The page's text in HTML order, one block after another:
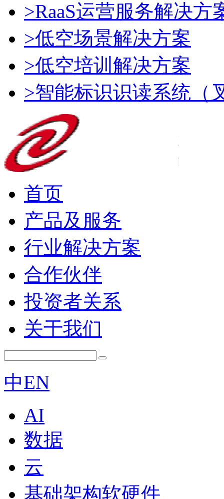
>RaaS运营服务解决方
>低空场景解决方案
>低空培训解决方案
>智能标识识读系统（
首页
产品及服务
行业解决方案
合作伙伴
投资者关系
关于我们
中EN
AI
数据
云
基础架构软硬件